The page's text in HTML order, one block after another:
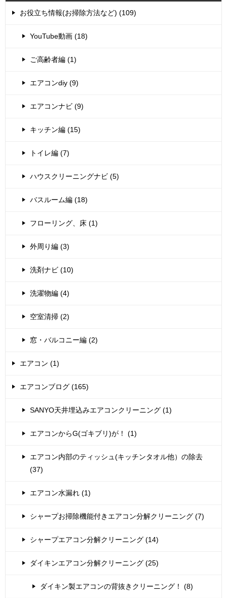
お役立ち情報(お掃除方法など) (109)
YouTube動画 (18)
ご高齢者編 (1)
エアコンdiy (9)
エアコンナビ (9)
キッチン編 (15)
トイレ編 (7)
ハウスクリーニングナビ (5)
バスルーム編 (18)
フローリング、床 (1)
外周り編 (3)
洗剤ナビ (10)
洗濯物編 (4)
空室清掃 (2)
窓・バルコニー編 (2)
エアコン (1)
エアコンブログ (165)
SANYO天井埋込みエアコンクリーニング (1)
エアコンからG(ゴキブリ)が！ (1)
エアコン内部のティッシュ(キッチンタオル他）の除去
(37)
エアコン水漏れ (1)
シャープお掃除機能付きエアコン分解クリーニング (7)
シャープエアコン分解クリーニング (14)
ダイキンエアコン分解クリーニング (25)
ダイキン製エアコンの背抜きクリーニング！ (8)